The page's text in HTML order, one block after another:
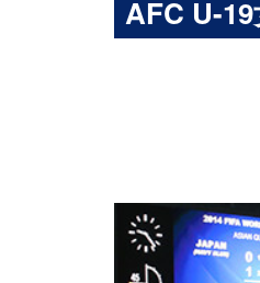
AFC U-